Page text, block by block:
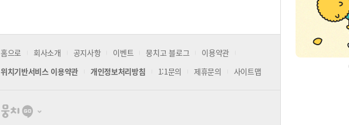
홈으로 회사소개 공지사항 이벤트 뭉치고 블로그
이용약관
위치기반서비스 이용약관
개인정보처리방침 1:1문의 제휴문의 사이트맵
뭉